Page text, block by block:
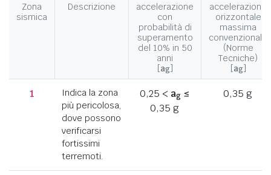
Zona
sismica
Descrizione
accelerazione
con
probabilità di
superamento
del 10% in 50
anni
[ag]
accelerazione
orizzontale
massima
convenzionale
(Norme
Tecniche)
[ag]
1
Indica la zona
più pericolosa,
dove possono
verificarsi
fortissimi
terremoti.
0,25 < ag≤
0,35 g
0,35 g